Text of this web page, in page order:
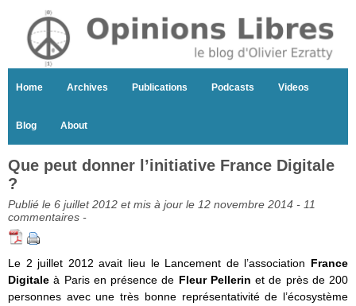
Home Archives Publications Podcasts Videos
Blog About
Que peut donner l’initiative France Digitale
?
Publié le 6 juillet 2012 et mis à jour le 12 novembre 2014 - 11
commentaires -
Le 2 juillet 2012 avait lieu le Lancement de l’association France
Digitaleà Paris en présence de Fleur Pellerin et de près de 200
personnes avec une très bonne représentativité de l’écosystème